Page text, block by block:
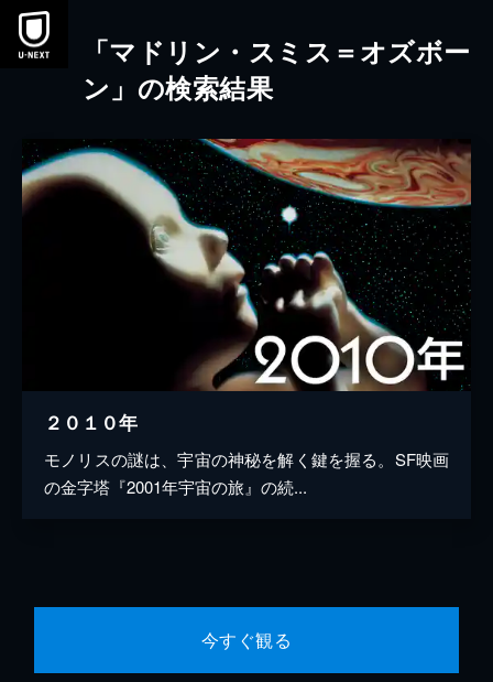
本文へスキップ
「マドリン・スミス＝オズボー
ン」の検索結果
２０１０年
モノリスの謎は、宇宙の神秘を解く鍵を握る。SF映画
の金字塔『2001年宇宙の旅』の続...
今すぐ観る